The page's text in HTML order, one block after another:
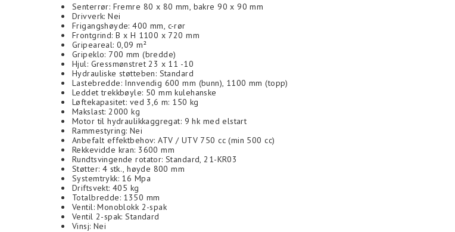
Senterrør: Fremre 80 x 80 mm, bakre 90 x 90 mm
Drivverk: Nei
Frigangshøyde: 400 mm, c-rør
Frontgrind: B x H 1100 x 720 mm
Gripeareal: 0,09 m²
Gripeklo: 700 mm (bredde)
Hjul: Gressmønstret 23 x 11 -10
Hydrauliske støtteben: Standard
Lastebredde: Innvendig 600 mm (bunn), 1100 mm (topp)
Leddet trekkbøyle: 50 mm kulehanske
Løftekapasitet: ved 3,6 m: 150 kg
Makslast: 2000 kg
Motor til hydraulikkaggregat: 9 hk med elstart
Rammestyring: Nei
Anbefalt effektbehov: ATV / UTV 750 cc (min 500 cc)
Rekkevidde kran: 3600 mm
Rundtsvingende rotator: Standard, 21-KR03
Støtter: 4 stk., høyde 800 mm
Systemtrykk: 16 Mpa
Driftsvekt: 405 kg
Totalbredde: 1350 mm
Ventil: Monoblokk 2-spak
Ventil 2-spak: Standard
Vinsj: Nei